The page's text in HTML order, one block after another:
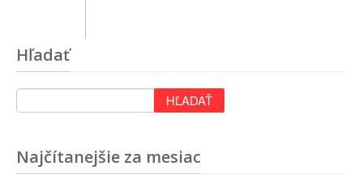
Hľadať
Najčítanejšie za mesiac